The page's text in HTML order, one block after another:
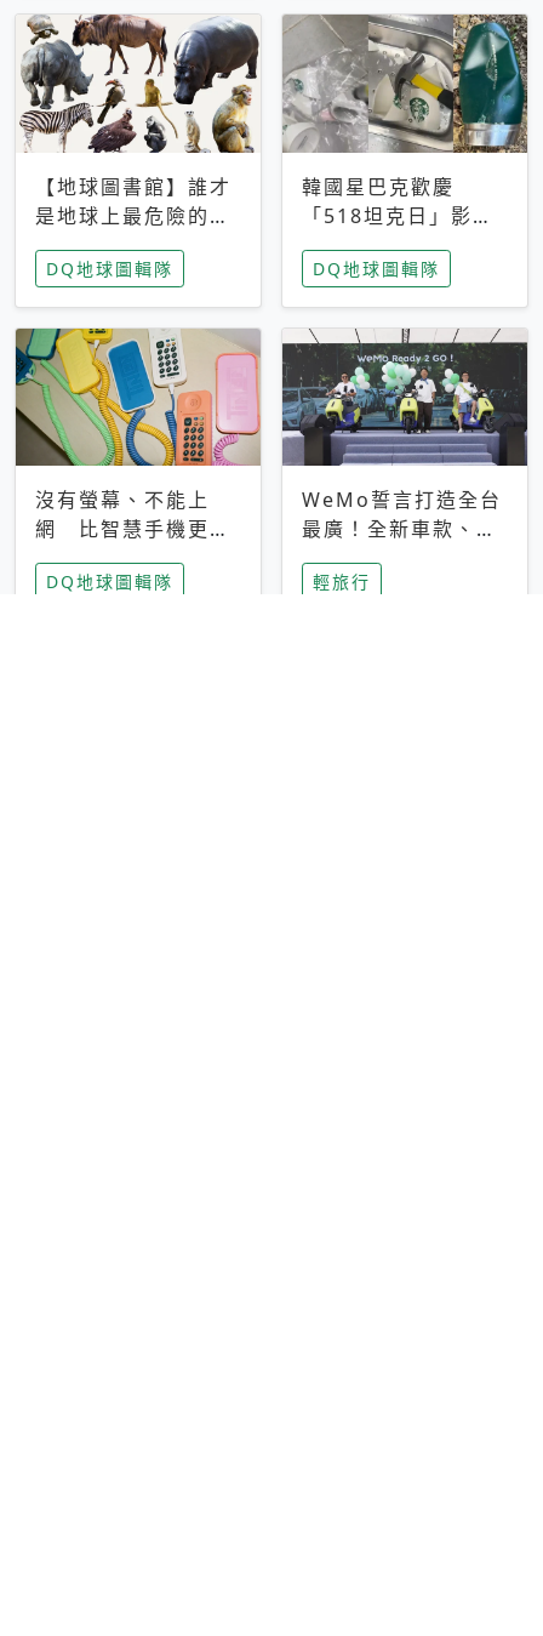
【地球圖書館】誰才
是地球上最危險的動
物？人類喜好決定哪
些動物「揹黑鍋」
DQ地球圖輯隊
韓國星巴克歡慶
「518坦克日」影射
光州民主化運動 民
眾：別在歷史傷口上
做生意
DQ地球圖輯隊
沒有螢幕、不能上
網 比智慧手機更讓
家長安心，美國孩童
瘋迷復古「有線電
DQ地球圖輯隊
WeMo誓言打造全台
最廣！全新車款、獨
特香氛，共享科技迎
來新世代
輕旅行